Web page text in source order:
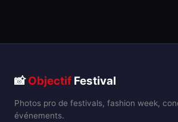
📸Objectif Festival
Photos pro de festivals, fashion week,
événements.